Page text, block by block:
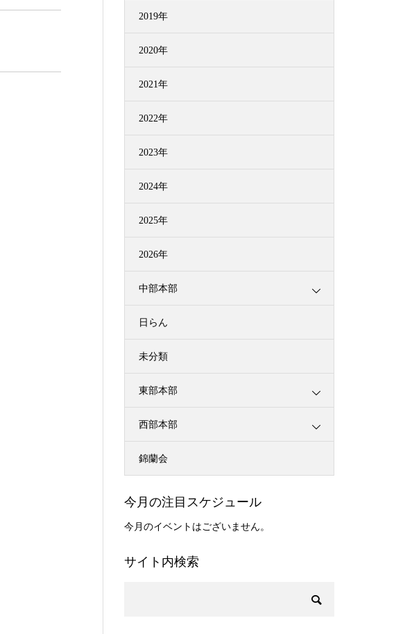
2019年
2020年
2021年
2022年
2023年
2024年
2025年
2026年
中部本部
日らん
未分類
東部本部
西部本部
錦蘭会
今月の注目スケジュール
今月のイベントはございません。
サイト内検索